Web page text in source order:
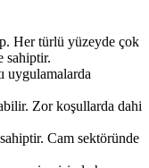
Her türlü yüzeyde çok
sahiptir.
uygulamalarda
Zor koşullarda dahi
Cam sektöründe